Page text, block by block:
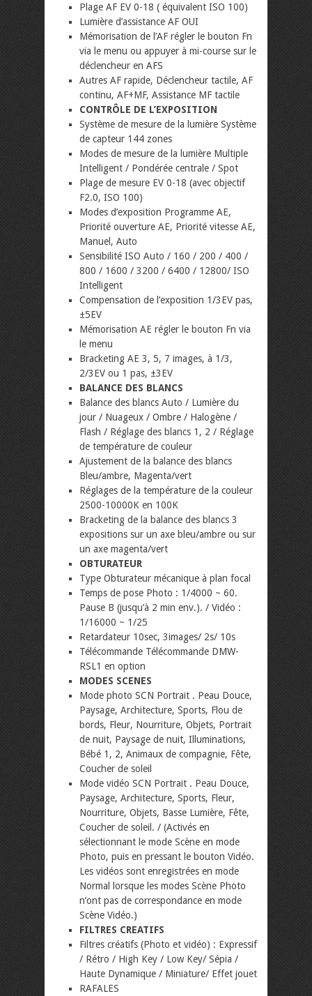
Plage AF EV 0-18 ( équivalent ISO 100)
Lumière d’assistance AF OUI
Mémorisation de l’AF régler le bouton Fn
via le menu ou appuyer à mi-course sur le
déclencheur en AFS
Autres AF rapide, Déclencheur tactile, AF
continu, AF+MF, Assistance MF tactile
CONTRÔLE DE L’EXPOSITION
Système de mesure de la lumière Système
de capteur 144 zones
Modes de mesure de la lumière Multiple
Intelligent / Pondérée centrale / Spot
Plage de mesure EV 0-18 (avec objectif
F2.0, ISO 100)
Modes d’exposition Programme AE,
Priorité ouverture AE, Priorité vitesse AE,
Manuel, Auto
Sensibilité ISO Auto / 160 / 200 / 400 /
800 / 1600 / 3200 / 6400 / 12800/ ISO
Intelligent
Compensation de l’exposition 1/3EV pas,
±5EV
Mémorisation AE régler le bouton Fn via
le menu
Bracketing AE 3, 5, 7 images, à 1/3,
2/3EV ou 1 pas, ±3EV
BALANCE DES BLANCS
Balance des blancs Auto / Lumière du
jour / Nuageux / Ombre / Halogène /
Flash / Réglage des blancs 1, 2 / Réglage
de température de couleur
Ajustement de la balance des blancs
Bleu/ambre, Magenta/vert
Réglages de la température de la couleur
2500-10000K en 100K
Bracketing de la balance des blancs 3
expositions sur un axe bleu/ambre ou sur
un axe magenta/vert
OBTURATEUR
Type Obturateur mécanique à plan focal
Temps de pose Photo : 1/4000 ~ 60.
Pause B (jusqu’à 2 min env.). / Vidéo :
1/16000 ~ 1/25
Retardateur 10sec, 3images/ 2s/ 10s
Télécommande Télécommande DMW-
RSL1 en option
MODES SCENES
Mode photo SCN Portrait . Peau Douce,
Paysage, Architecture, Sports, Flou de
bords, Fleur, Nourriture, Objets, Portrait
de nuit, Paysage de nuit, Illuminations,
Bébé 1, 2, Animaux de compagnie, Fête,
Coucher de soleil
Mode vidéo SCN Portrait . Peau Douce,
Paysage, Architecture, Sports, Fleur,
Nourriture, Objets, Basse Lumière, Fête,
Coucher de soleil. / (Activés en
sélectionnant le mode Scène en mode
Photo, puis en pressant le bouton Vidéo.
Les vidéos sont enregistrées en mode
Normal lorsque les modes Scène Photo
n’ont pas de correspondance en mode
Scène Vidéo.)
FILTRES CREATIFS
Filtres créatifs (Photo et vidéo) : Expressif
/ Rétro / High Key / Low Key/ Sépia /
Haute Dynamique / Miniature/ Effet jouet
RAFALES